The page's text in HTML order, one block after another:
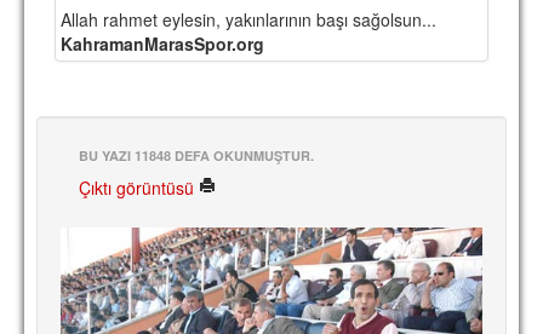
KULÜP
SPONSORLAR
TARİHÇE
Allah rahmet eylesin, yakınlarının başı sağolsun...
KahramanMarasSpor.org
BU YAZI 11848 DEFA OKUNMUŞTUR.
Çıktı görüntüsü